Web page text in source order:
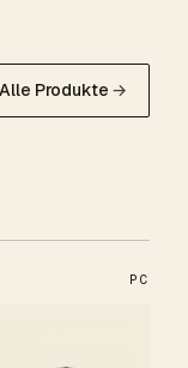
Alle Produkte →
PC